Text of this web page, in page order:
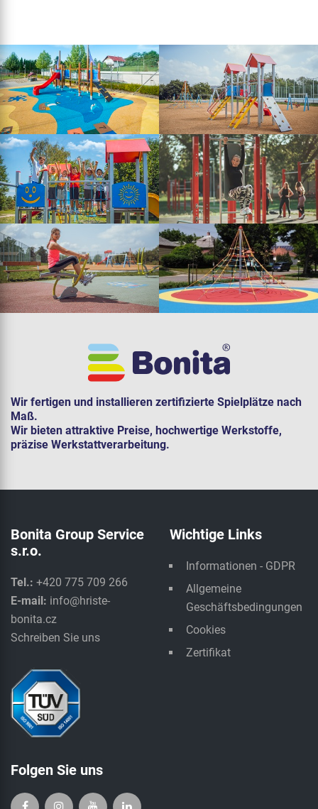
Wir fertigen und installieren zertifizierte Spielplätze nach
Maß.
Wir bieten attraktive Preise, hochwertige Werkstoffe,
präzise Werkstattverarbeitung.
Bonita Group Service
s.r.o.
Tel.: +420 775 709 266
E-mail: info@hriste-
bonita.cz
Schreiben Sie uns
Wichtige Links
Informationen - GDPR
Allgemeine
Geschäftsbedingungen
Cookies
Zertifikat
Folgen Sie uns